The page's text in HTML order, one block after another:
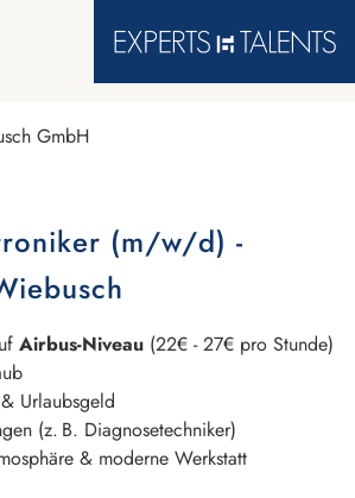
(m/w/d) -
Airbus-Niveau(22€ - 27€ pro Stunde)
Urlaubsgeld
(z. B. Diagnosetechniker)
& moderne Werkstatt